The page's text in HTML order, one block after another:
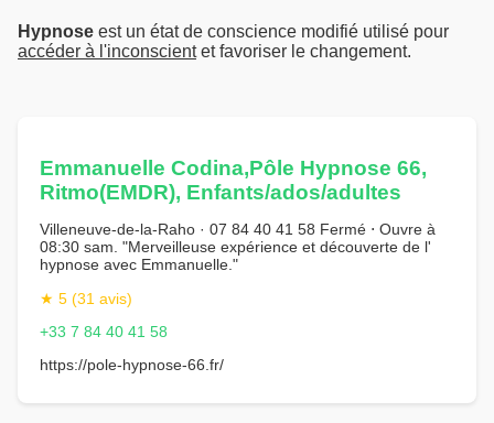
Hypnose est un état de conscience modifié utilisé pour
accéder à l'inconscientet favoriser le changement.
Emmanuelle Codina,Pôle Hypnose 66,
Ritmo(EMDR), Enfants/ados/adultes
Villeneuve-de-la-Raho · 07 84 40 41 58 Fermé ⋅ Ouvre à
08:30 sam. "Merveilleuse expérience et découverte de l'
hypnose avec Emmanuelle."
★ 5 (31 avis)
+33 7 84 40 41 58
https://pole-hypnose-66.fr/